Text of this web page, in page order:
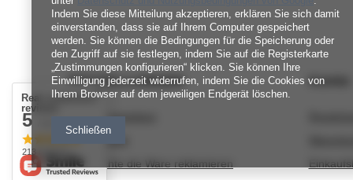
BESTELLUNGEN
Bestellungsstatus
Ich möchte die Ware reklamieren
Konto
Real customers
reviews
5
213 reviews
Indem Sie diese Mitteilung akzeptieren, erklären Sie sich damit
einverstanden, dass sie auf Ihrem Computer gespeichert
werden. Sie können die Bedingungen für die Speicherung oder
den Zugriff auf sie festlegen, indem Sie auf die Registerkarte
„Zustimmungen konfigurieren“ klicken. Sie können Ihre
Einwilligung jederzeit widerrufen, indem Sie die Cookies von
Ihrem Browser auf dem jeweiligen Endgerät löschen.
Schließen